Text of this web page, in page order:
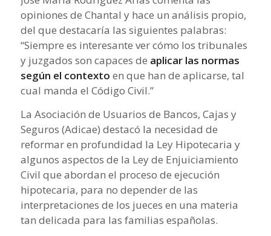
opiniones de Chantal y hace un análisis propio,
del que destacaría las siguientes palabras:
“Siempre es interesante ver cómo los tribunales
y juzgados son capaces de aplicar las normas
según el contexto en que han de aplicarse, tal
cual manda el Código Civil.”
La Asociación de Usuarios de Bancos, Cajas y
Seguros (Adicae) destacó la necesidad de
reformar en profundidad la Ley Hipotecaria y
algunos aspectos de la Ley de Enjuiciamiento
Civil que abordan el proceso de ejecución
hipotecaria, para no depender de las
interpretaciones de los jueces en una materia
tan delicada para las familias españolas.